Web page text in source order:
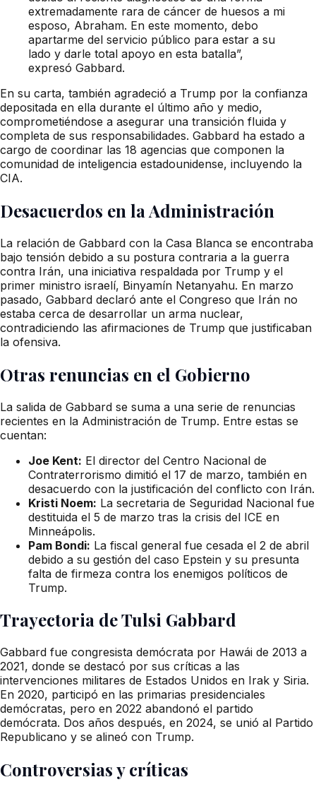
extremadamente rara de cáncer de huesos a mi
esposo, Abraham. En este momento, debo
apartarme del servicio público para estar a su
lado y darle total apoyo en esta batalla”,
expresó Gabbard.
En su carta, también agradeció a Trump por la confianza
depositada en ella durante el último año y medio,
comprometiéndose a asegurar una transición fluida y
completa de sus responsabilidades. Gabbard ha estado a
cargo de coordinar las 18 agencias que componen la
comunidad de inteligencia estadounidense, incluyendo la
CIA.
Desacuerdos en la Administración
La relación de Gabbard con la Casa Blanca se encontraba
bajo tensión debido a su postura contraria a la guerra
contra Irán, una iniciativa respaldada por Trump y el
primer ministro israelí, Binyamín Netanyahu. En marzo
pasado, Gabbard declaró ante el Congreso que Irán no
estaba cerca de desarrollar un arma nuclear,
contradiciendo las afirmaciones de Trump que justificaban
la ofensiva.
Otras renuncias en el Gobierno
La salida de Gabbard se suma a una serie de renuncias
recientes en la Administración de Trump. Entre estas se
cuentan:
Joe Kent: El director del Centro Nacional de
Contraterrorismo dimitió el 17 de marzo, también en
desacuerdo con la justificación del conflicto con Irán.
Kristi Noem: La secretaria de Seguridad Nacional fue
destituida el 5 de marzo tras la crisis del ICE en
Minneápolis.
Pam Bondi: La fiscal general fue cesada el 2 de abril
debido a su gestión del caso Epstein y su presunta
falta de firmeza contra los enemigos políticos de
Trump.
Trayectoria de Tulsi Gabbard
Gabbard fue congresista demócrata por Hawái de 2013 a
2021, donde se destacó por sus críticas a las
intervenciones militares de Estados Unidos en Irak y Siria.
En 2020, participó en las primarias presidenciales
demócratas, pero en 2022 abandonó el partido
demócrata. Dos años después, en 2024, se unió al Partido
Republicano y se alineó con Trump.
Controversias y críticas